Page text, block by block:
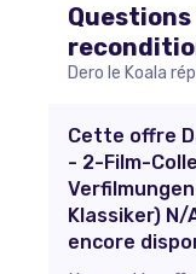
Dero le Koala
Cette offre
- 2-Film-
Klassiker)
encore